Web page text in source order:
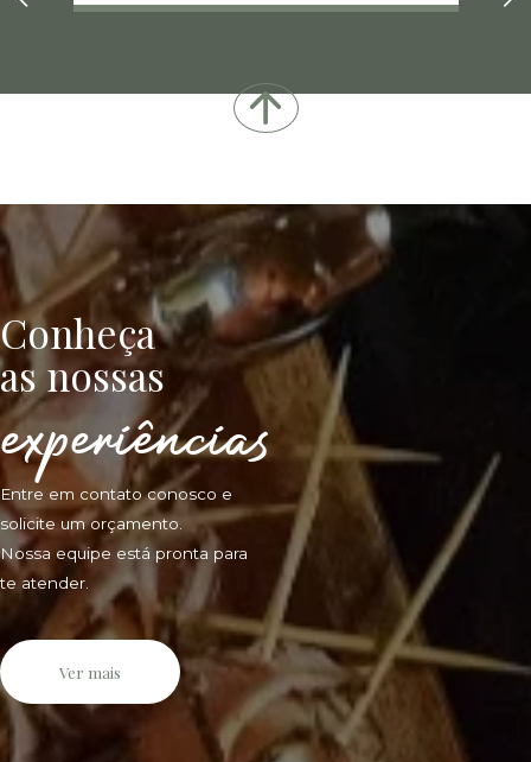
Conheça
as nossas
experiências
Entre em contato conosco e
solicite um orçamento.
Nossa equipe está pronta para
te atender.
Ver mais